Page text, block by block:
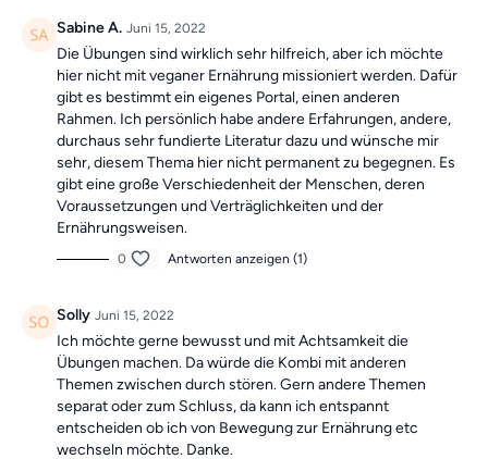
Sabine A. Juni 15, 2022
Die Übungen sind wirklich sehr hilfreich, aber ich möchte
hier nicht mit veganer Ernährung missioniert werden. Dafür
gibt es bestimmt ein eigenes Portal, einen anderen
Rahmen. Ich persönlich habe andere Erfahrungen, andere,
durchaus sehr fundierte Literatur dazu und wünsche mir
sehr, diesem Thema hier nicht permanent zu begegnen. Es
gibt eine große Verschiedenheit der Menschen, deren
Voraussetzungen und Verträglichkeiten und der
Ernährungsweisen.
0 Antworten anzeigen (1)
Solly Juni 15, 2022
Ich möchte gerne bewusst und mit Achtsamkeit die
Übungen machen. Da würde die Kombi mit anderen
Themen zwischen durch stören. Gern andere Themen
separat oder zum Schluss, da kann ich entspannt
entscheiden ob ich von Bewegung zur Ernährung etc
wechseln möchte. Danke.